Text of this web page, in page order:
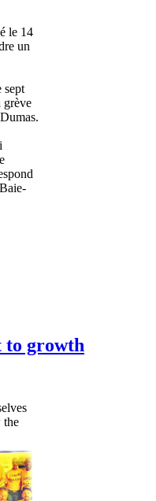
le 14
un
sept
grève
to growth
the